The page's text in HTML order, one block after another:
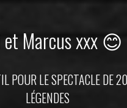
Marcus xxx 😊
POUR LE SPECTACLE DE
LÉGENDES